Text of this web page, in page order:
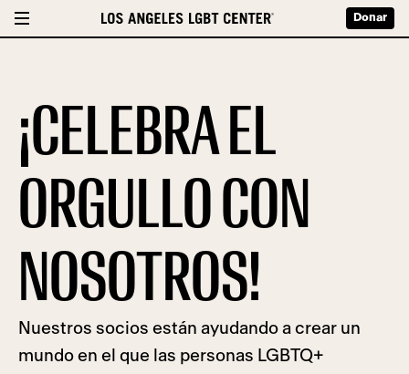
Donar
¡CELEBRA EL
ORGULLO CON
NOSOTROS!
Nuestros socios están ayudando a crear un
mundo en el que las personas LGBTQ+